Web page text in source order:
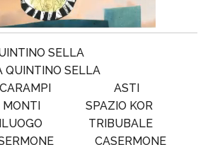
SELLA
QUINTINO SELLA
ASTI
MONTI
SPAZIO KOR
TRIBUBALE
CASERMONE